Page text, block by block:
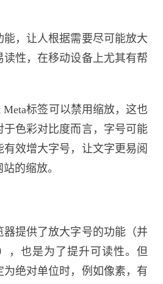
，让人根据需要尽可能放大
读性，在移动设备上尤其有帮
Meta标签可以禁用缩放，这也
于色彩对比度而言，字号可能
效增大字号，让文字更易阅
的缩放。
提供了放大字号的功能（并
，也是为了提升可读性。但
绝对单位时，例如像素，有